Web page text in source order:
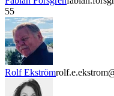
55
Rolf Ekström